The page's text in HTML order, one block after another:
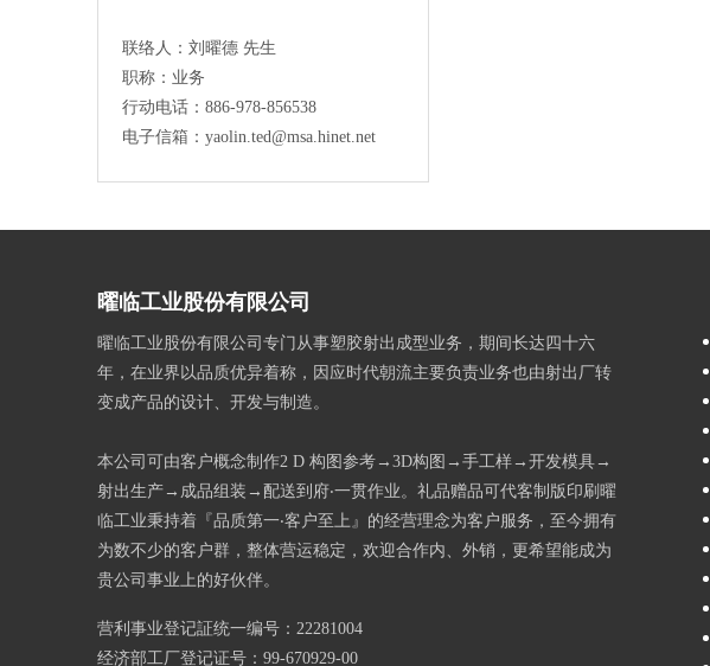
联络人：刘曜德 先生
职称：业务
行动电话：886-978-856538
电子信箱：yaolin.ted@msa.hinet.net
曜临工业股份有限公司
曜临工业股份有限公司专门从事塑胶射出成型业务，期间长达四十六
年，在业界以品质优异着称，因应时代朝流主要负责业务也由射出厂转
变成产品的设计、开发与制造。
本公司可由客户概念制作2 D 构图参考→3D构图→手工样→开发模具→
射出生产→成品组装→配送到府‧一贯作业。礼品赠品可代客制版印刷曜
临工业秉持着『品质第一‧客户至上』的经营理念为客户服务，至今拥有
为数不少的客户群，整体营运稳定，欢迎合作内、外销，更希望能成为
贵公司事业上的好伙伴。
营利事业登记証统一编号：22281004
经济部工厂登记证号：99-670929-00